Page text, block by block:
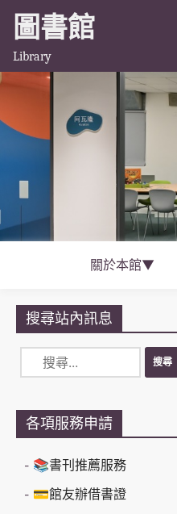
圖書館
Library
關於本館▼
搜尋站內訊息
各項服務申請
📚書刊推薦服務
💳館友辦借書證